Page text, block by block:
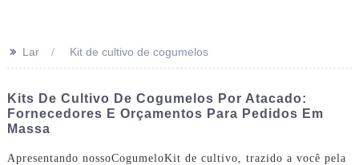
>> Lar Kit de cultivo de cogumelos
Kits De Cultivo De Cogumelos Por Atacado:
Fornecedores E Orçamentos Para Pedidos Em
Massa
Apresentando nossoCogumeloKit de cultivo, trazido a você pela